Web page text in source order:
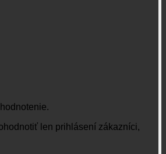
len prihlásení zákazníci,